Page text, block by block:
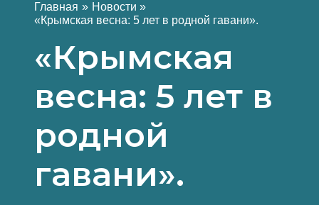
Главная
Новости
«Крымская весна: 5 лет в родной гавани».
«Крымская
весна: 5 лет в
родной
гавани».